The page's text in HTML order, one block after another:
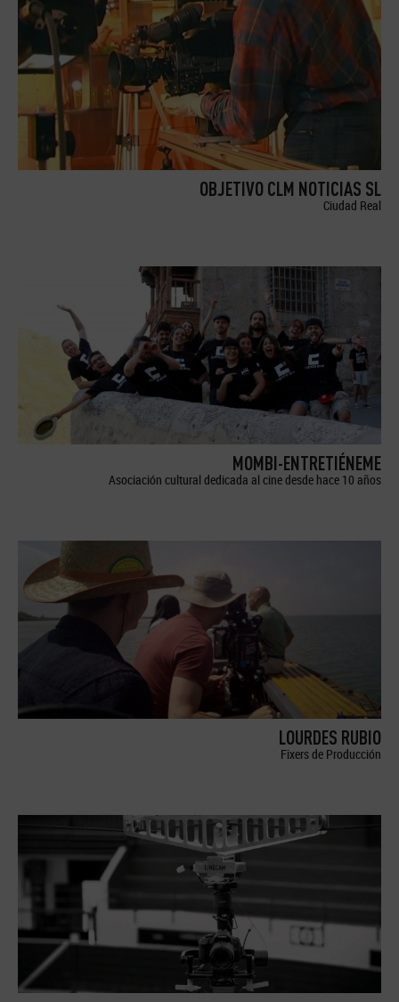
OBJETIVO CLM NOTICIAS SL
Ciudad Real
MOMBI-ENTRETIÉNEME
Asociación cultural dedicada al cine desde hace 10 años
LOURDES RUBIO
Fixers de Producción